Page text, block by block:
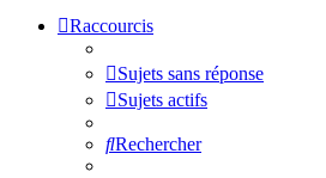
Raccourcis
Sujets sans réponse
Sujets actifs
Rechercher